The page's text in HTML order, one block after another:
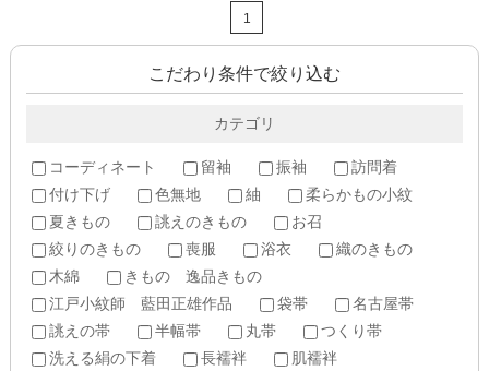
1
こだわり条件で絞り込む
カテゴリ
コーディネート 留袖 振袖
訪問着
付け下げ
色無地 紬
柔らかもの小紋
夏きもの
誂えのきもの
お召
絞りのきもの
喪服 浴衣
織のきもの
木綿
きもの 逸品きもの
江戸小紋師 藍田正雄作品
袋帯
名古屋帯
誂えの帯
半幅帯 丸帯
つくり帯
洗える絹の下着
長襦袢
肌襦袢